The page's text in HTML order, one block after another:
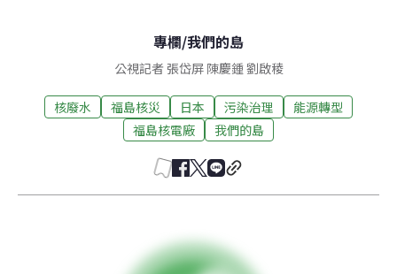
專欄/我們的島
公視記者 張岱屏 陳慶鍾 劉啟稜
核廢水 福島核災 日本 污染治理
能源轉型
福島核電廠
我們的島